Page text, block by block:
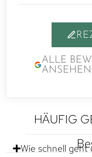
ALLE
ANSEHEN
HÄUFIG
Wie schnell geht